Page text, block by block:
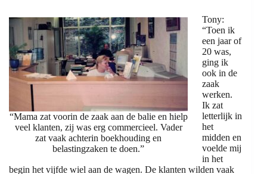
“Mama zat voorin de zaak aan de balie en hielp
veel klanten, zij was erg commercieel. Vader
zat vaak achterin boekhouding en
belastingzaken te doen.”
Tony:
“Toen ik
een jaar of
20 was,
ging ik
ook in de
zaak
werken.
Ik zat
letterlijk in
het
midden en
voelde mij
in het
begin het vijfde wiel aan de wagen. De klanten wilden vaak